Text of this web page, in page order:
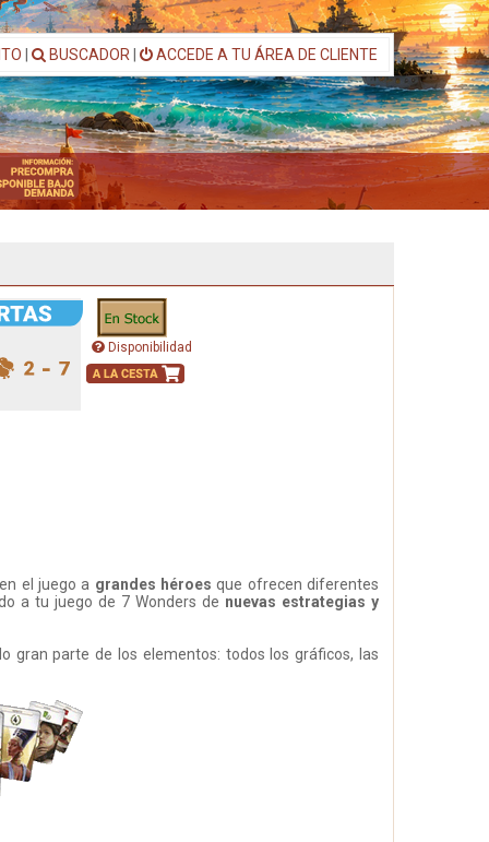
BUSCADOR ACCEDE A TU ÁREA DE CLIENTE
Disponibilidad
el juego a grandes héroes que ofrecen diferentes
a tu juego de 7 Wonders de nuevas estrategias y
gran parte de los elementos: todos los gráficos, las